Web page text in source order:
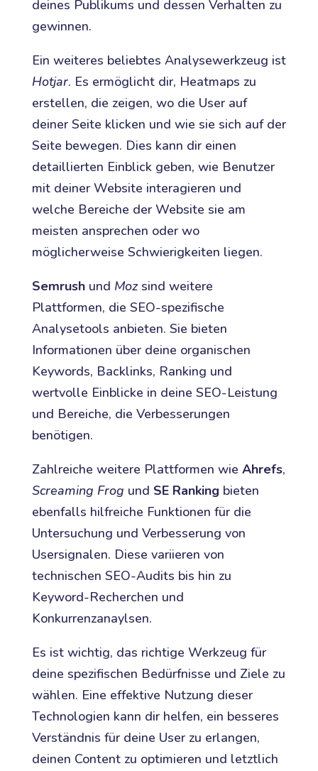
deines Publikums und dessen Verhalten zu
gewinnen.
Ein weiteres beliebtes Analysewerkzeug ist
Hotjar. Es ermöglicht dir, Heatmaps zu
erstellen, die zeigen, wo die User auf
deiner Seite klicken und wie sie sich auf der
Seite bewegen. Dies kann dir einen
detaillierten Einblick geben, wie Benutzer
mit deiner Website interagieren und
welche Bereiche der Website sie am
meisten ansprechen oder wo
möglicherweise Schwierigkeiten liegen.
Semrushund Mozsind weitere
Plattformen, die SEO-spezifische
Analysetools anbieten. Sie bieten
Informationen über deine organischen
Keywords, Backlinks, Ranking und
wertvolle Einblicke in deine SEO-Leistung
und Bereiche, die Verbesserungen
benötigen.
Zahlreiche weitere Plattformen wie Ahrefs,
Screaming Frog und SE Ranking bieten
ebenfalls hilfreiche Funktionen für die
Untersuchung und Verbesserung von
Usersignalen. Diese variieren von
technischen SEO-Audits bis hin zu
Keyword-Recherchen und
Konkurrenzanaylsen.
Es ist wichtig, das richtige Werkzeug für
deine spezifischen Bedürfnisse und Ziele zu
wählen. Eine effektive Nutzung dieser
Technologien kann dir helfen, ein besseres
Verständnis für deine User zu erlangen,
deinen Content zu optimieren und letztlich